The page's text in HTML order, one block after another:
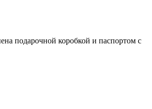
подарочной коробкой и паспортом с